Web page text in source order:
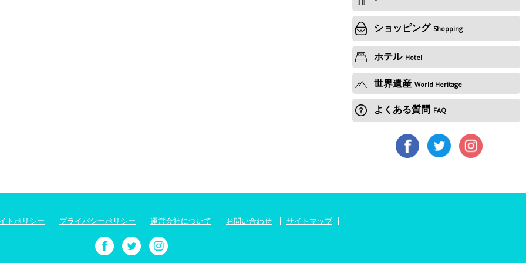
ショッピング Shopping
ホテル Hotel
世界遺産 World Heritage
よくある質問 FAQ
トポリシー プライバシーポリシー 運営会社について お問い合わせ サイトマップ